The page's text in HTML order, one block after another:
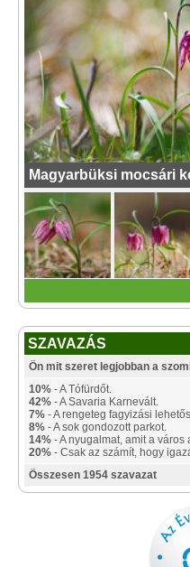
Magyarbüksi mocsári
SZAVAZÁS
Ön mit szeret legjobban a
10% - A Tófürdőt.
42% - A Savaria Karnevált.
7% - A rengeteg fagyizási
8% - A sok gondozott parkot.
14% - A nyugalmat, amit a város
20% - Csak az számít, hogy
Összesen 1954 szavazat